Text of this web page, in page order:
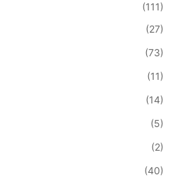
(111)
(27)
(73)
(11)
(14)
(5)
(2)
(40)